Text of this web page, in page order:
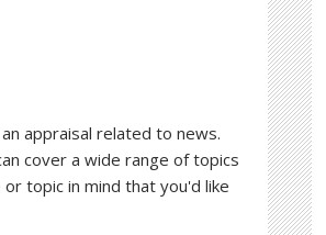
appraisal related to news.
cover a wide range of topics
topic in mind that you'd like